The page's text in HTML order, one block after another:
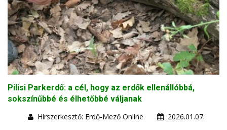
Pilisi Parkerdő: a cél, hogy az erdők ellenállóbbá,
sokszínűbbé és élhetőbbé váljanak
Hírszerkesztő: Erdő-Mező Online
2026.01.07.